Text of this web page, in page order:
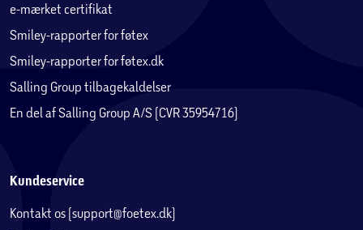
e-mærket certifikat
Smiley-rapporter for føtex
Smiley-rapporter for føtex.dk
Salling Group tilbagekaldelser
En del af Salling Group A/S (CVR 35954716)
Kundeservice
Kontakt os (support@foetex.dk)